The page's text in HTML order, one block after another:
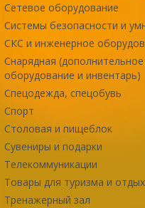
Сетевое оборудование
Системы безопасности и
СКС и инженерное
Снарядная
оборудование и инвентарь)
Спецодежда, спецобувь
Спорт
Столовая и пищеблок
Сувениры и подарки
Телекоммуникации
Товары для туризма и
Тренажерный зал